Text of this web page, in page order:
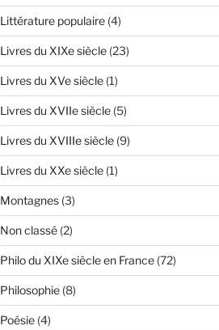
Littérature populaire(4)
Livres du XIXe siècle(23)
Livres du XVe siècle(1)
Livres du XVIIe siècle(5)
Livres du XVIIIe siècle(9)
Livres du XXe siècle(1)
Montagnes(3)
Non classé(2)
Philo du XIXe siècle en France(72)
Philosophie(8)
Poésie(4)